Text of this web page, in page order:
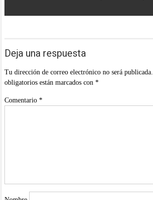
Deja una respuesta
Tu dirección de correo electrónico no será publicada.
obligatorios están marcados con *
Comentario *